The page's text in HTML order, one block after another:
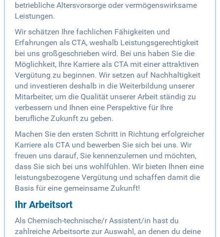
betriebliche Altersvorsorge oder vermögenswirksame
Leistungen.
Wir schätzen Ihre fachlichen Fähigkeiten und
Erfahrungen als CTA, weshalb Leistungsgerechtigkeit
bei uns großgeschrieben wird. Bei uns haben Sie die
Möglichkeit, Ihre Karriere als CTA mit einer attraktiven
Vergütung zu beginnen. Wir setzen auf Nachhaltigkeit
und investieren deshalb in die Weiterbildung unserer
Mitarbeiter, um die Qualität unserer Arbeit ständig zu
verbessern und Ihnen eine Perspektive für Ihre
berufliche Zukunft zu geben.
Machen Sie den ersten Schritt in Richtung erfolgreicher
Karriere als CTA und bewerben Sie sich bei uns. Wir
freuen uns darauf, Sie kennenzulernen und möchten,
dass Sie sich bei uns wohlfühlen. Wir bieten Ihnen eine
leistungsbezogene Vergütung und schaffen damit die
Basis für eine gemeinsame Zukunft!
Ihr Arbeitsort
Als Chemisch-technische/r Assistent/in hast du
zahlreiche Arbeitsorte zur Auswahl, an denen du deine